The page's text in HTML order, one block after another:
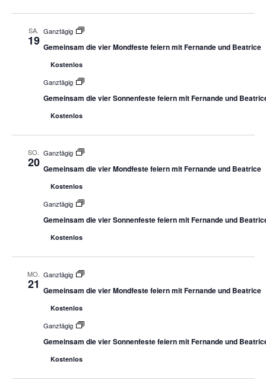
SA.
19
Ganztägig
Gemeinsam die vier Mondfeste feiern mit Fernande und Beatrice
Kostenlos
Ganztägig
Gemeinsam die vier Sonnenfeste feiern mit Fernande und
Kostenlos
SO.
20
Ganztägig
Gemeinsam die vier Mondfeste feiern mit Fernande und Beatrice
Kostenlos
Ganztägig
Gemeinsam die vier Sonnenfeste feiern mit Fernande und
Kostenlos
MO.
21
Ganztägig
Gemeinsam die vier Mondfeste feiern mit Fernande und Beatrice
Kostenlos
Ganztägig
Gemeinsam die vier Sonnenfeste feiern mit Fernande und
Kostenlos